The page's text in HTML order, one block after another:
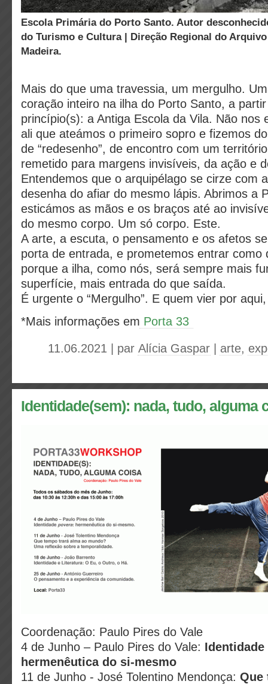
Escola Primária do Porto Santo. Autor desconhecido. Cedência Secretaria
do Turismo e Cultura | Direção Regional do
Madeira.
Mais do que uma travessia, um mergulho.
coração inteiro na ilha do Porto Santo, a
princípio(s): a Antiga Escola da Vila. Não nos
ali que ateámos o primeiro sopro e fizemos
de “redesenho”, de encontro com um
remetido para margens invisíveis, da ação e
Entendemos que o arquipélago se cirze com
desenha do afiar do mesmo lápis. Abrimos a
esticámos as mãos e os braços até ao
do mesmo corpo. Um só corpo. Este.
A arte, a escuta, o pensamento e os afetos
porta de entrada, e prometemos entrar como
porque a ilha, como nós, será sempre mais
superfície, mais entrada do que saída.
É urgente o “Mergulho”. E quem vier por
*Mais informações em Porta 33
11.06.2021 | par Alícia Gaspar arte,
Identidade(sem): nada, tudo, alguma
Coordenação: Paulo Pires do Vale
4 de Junho – Paulo Pires do Vale:
hermenêutica do si-mesmo
11 de Junho - José Tolentino Mendonça: Que